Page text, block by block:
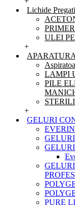
Lichide
ULEI
+
APARATURA
LAMPI
PILE
+
GELURI
EVERIN
PURE